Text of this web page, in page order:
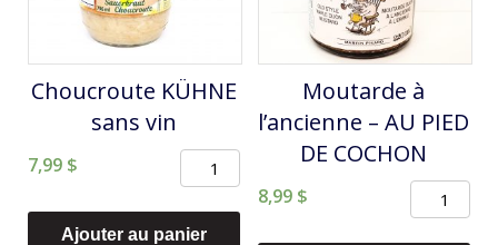
Choucroute KÜHNE
sans vin
7,99 $
quantité
de
Choucroute
Ajouter au panier
Moutarde à
l’ancienne – AU PIED
DE COCHON
8,99 $
quantité
de